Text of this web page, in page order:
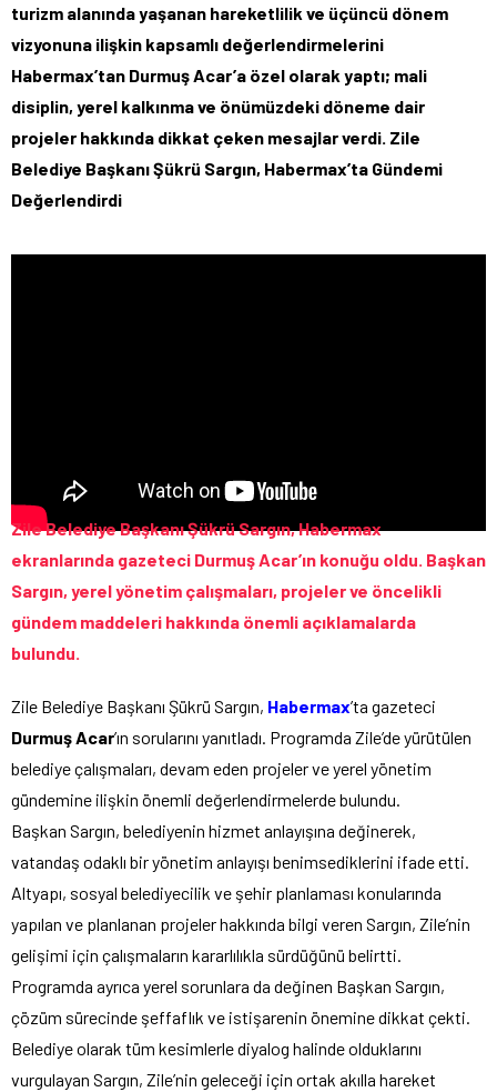
turizm alanında yaşanan hareketlilik ve üçüncü dönem
vizyonuna ilişkin kapsamlı değerlendirmelerini
Habermax’tan Durmuş Acar’a özel olarak yaptı; mali
disiplin, yerel kalkınma ve önümüzdeki döneme dair
projeler hakkında dikkat çeken mesajlar verdi. Zile
Belediye Başkanı Şükrü Sargın, Habermax’ta Gündemi
Değerlendirdi
Zile Belediye Başkanı Şükrü Sargın, Habermax
ekranlarında gazeteci Durmuş Acar’ın konuğu oldu. Başkan
Sargın, yerel yönetim çalışmaları, projeler ve öncelikli
gündem maddeleri hakkında önemli açıklamalarda
bulundu.
Zile Belediye Başkanı Şükrü Sargın, Habermax’ta gazeteci
Durmuş Acar’ın sorularını yanıtladı. Programda Zile’de yürütülen
belediye çalışmaları, devam eden projeler ve yerel yönetim
gündemine ilişkin önemli değerlendirmelerde bulundu.
Başkan Sargın, belediyenin hizmet anlayışına değinerek,
vatandaş odaklı bir yönetim anlayışı benimsediklerini ifade etti.
Altyapı, sosyal belediyecilik ve şehir planlaması konularında
yapılan ve planlanan projeler hakkında bilgi veren Sargın, Zile’nin
gelişimi için çalışmaların kararlılıkla sürdüğünü belirtti.
Programda ayrıca yerel sorunlara da değinen Başkan Sargın,
çözüm sürecinde şeffaflık ve istişarenin önemine dikkat çekti.
Belediye olarak tüm kesimlerle diyalog halinde olduklarını
vurgulayan Sargın, Zile’nin geleceği için ortak akılla hareket